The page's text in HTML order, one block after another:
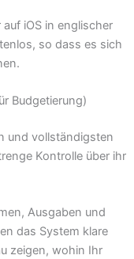
iOS in englischer
so dass es sich
Budgetierung)
und vollständigsten
Kontrolle über ihr
Ausgaben und
das System klare
zeigen, wohin Ihr